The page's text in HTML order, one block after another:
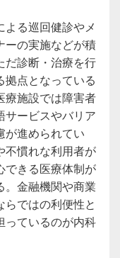
る巡回健診やメ
ーの実施などが積
だ診断・治療を行
拠点となっている
療施設では障害者
サービスやバリア
が進められてい
不慣れな利用者が
できる医療体制が
。金融機関や商業
ではの利便性と
っているのが内科